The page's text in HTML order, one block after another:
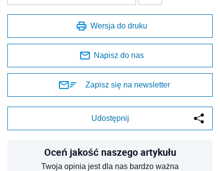
Wersja do druku
Napisz do nas
Zapisz się na newsletter
Udostępnij
Oceń jakość naszego artykułu
Twoja opinia jest dla nas bardzo ważna